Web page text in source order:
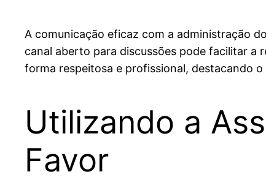
A comunicação eficaz com a administração
canal aberto para discussões pode facilitar a
forma respeitosa e profissional, destacando
Utilizando a
Favor